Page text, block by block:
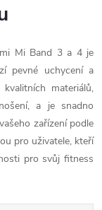
Mi Band 3 a 4 je
pevné uchycení a
materiálů,
a je snadno
zařízení podle
pro uživatele, kteří
pro svůj fitness